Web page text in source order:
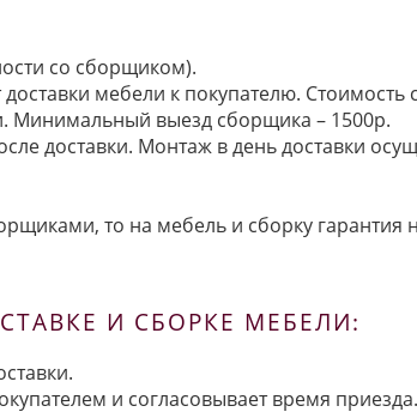
со сборщиком).
мебели к покупателю.
Минимальный выезд сборщика – 1500р.
доставки. Монтаж в день доставки
то на мебель и сборку гарантия
И СБОРКЕ МЕБЕЛИ:
и согласовывает время приезда.